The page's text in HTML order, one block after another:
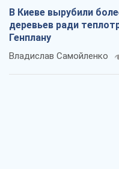
В Киеве вырубили
деревьев ради
Генплану
Владислав Самойленко